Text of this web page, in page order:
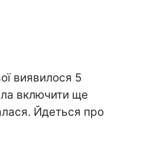
виявилося 5
включити ще
Йдеться про